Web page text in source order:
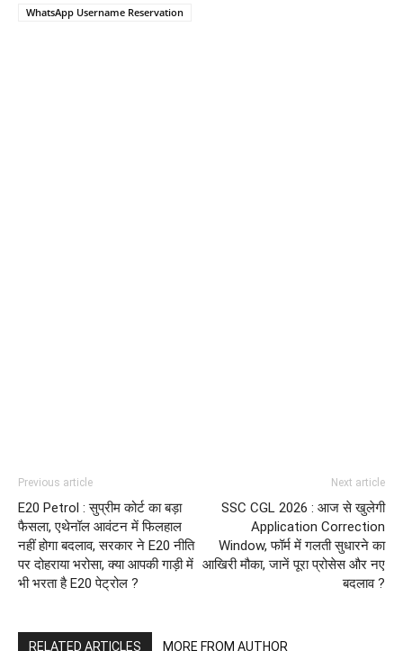
WhatsApp Username Reservation
Previous article
E20 Petrol : सुप्रीम कोर्ट का बड़ा
फैसला, एथेनॉल आवंटन में फिलहाल
नहीं होगा बदलाव, सरकार ने E20 नीति
पर दोहराया भरोसा, क्या आपकी गाड़ी में
भी भरता है E20 पेट्रोल ?
Next article
SSC CGL 2026 : आज से खुलेगी
Application Correction
Window, फॉर्म में गलती सुधारने का
आखिरी मौका, जानें पूरा प्रोसेस और नए
बदलाव ?
RELATED ARTICLES MORE FROM AUTHOR